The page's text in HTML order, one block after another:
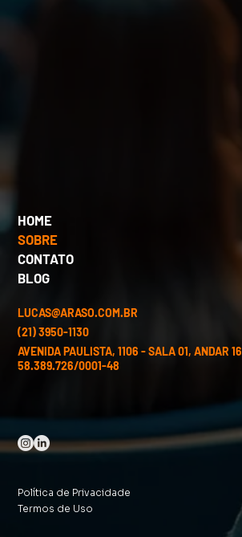
HOME
SOBRE
CONTATO
BLOG
LUCAS@ARASO.COM.BR
(21) 3950-1130
AVENIDA PAULISTA, 1106 - SALA 01, ANDAR 16
58.389.726/0001-48
Política de Privacidade
Termos de Uso